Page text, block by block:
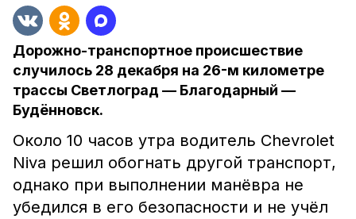
Дорожно-транспортное происшествие
случилось 28 декабря на 26-м километре
трассы Светлоград — Благодарный —
Будённовск.
Около 10 часов утра водитель Chevrolet
Niva решил обогнать другой транспорт,
однако при выполнении манёвра не
убедился в его безопасности и не учёл